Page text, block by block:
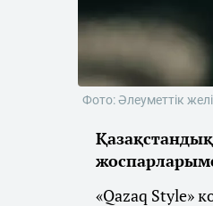
Фото: Әлеуметтік
«Qazaq Style»